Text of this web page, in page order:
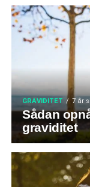
GRAVIDITET 7 år
Sådan
graviditet